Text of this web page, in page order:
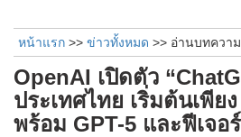
หน้าแรก >> ข่าวทั้งหมด >> อ่านบทควา
OpenAI เปิดตัว
ประเทศไทย เริ่มต้นเพีย
พร้อม GPT-5 และฟีเจอ